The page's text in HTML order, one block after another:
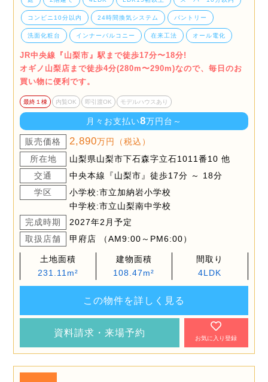
コンビニ10分以内 24時間換気システム パントリー
洗面化粧台 インナーバルコニー 在来工法 オール電化
JR中央線『山梨市』駅まで徒歩17分〜18分!
オギノ山梨店まで徒歩4分(280m〜290m)なので、毎日のお
買い物に便利です。
最終１棟 内覧OK 即引渡OK モデルハウスあり
月々お支払い8万円台～
販売価格 2,890万円（税込）
所在地
山梨県山梨市下石森字立石1011番10 他
交通
中央本線『山梨市』徒歩17分 ～ 18分
学区
小学校:市立加納岩小学校
中学校:市立山梨南中学校
完成時期
2027年2月予定
取扱店舗
甲府店 （AM9:00～PM6:00）
土地面積
231.11m²
建物面積
108.47m²
間取り
4LDK
この物件を詳しく見る
資料請求・来場予約
お気に入り登録